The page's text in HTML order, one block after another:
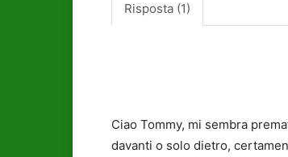
Risposta (1)
Ciao Tommy, mi sembra
davanti o solo dietro,